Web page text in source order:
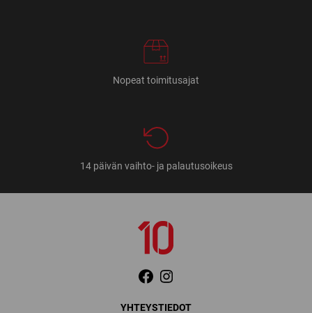
Nopeat toimitusajat
14 päivän vaihto- ja palautusoikeus
YHTEYSTIEDOT